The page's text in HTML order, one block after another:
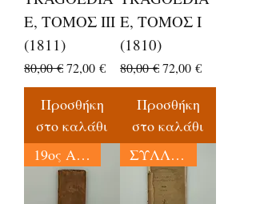
E, ΤΟΜΟΣ III
(1811)
Κανονική τιμή
80,00 €Τιμή Έκπτωσης
72,00 €
Προσθήκη
στο καλάθι
E, ΤΟΜΟΣ I
(1810)
Κανονική τιμή
80,00 €Τιμή Έκπτωσης
72,00 €
Προσθήκη
στο καλάθι
19ος ΑΙΩΝΑΣ
ΣΥΛΛΕΚΤΙΚΑ